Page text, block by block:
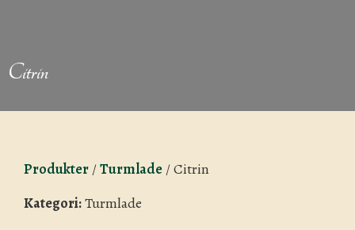
Citrin
Produkter /Turmlade /Citrin
Kategori:Turmlade